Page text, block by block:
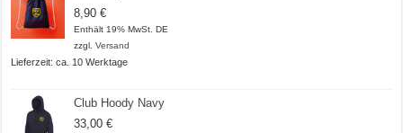
8,90€
Enthält 19% MwSt. DE
zzgl.Versand
Lieferzeit: ca. 10 Werktage
Club Hoody Navy
33,00€